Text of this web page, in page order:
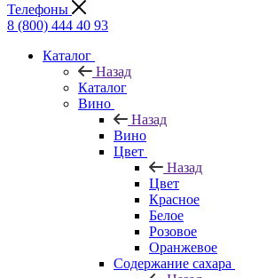
Телефоны
8 (800) 444 40 93
Каталог
Назад
Каталог
Вино
Назад
Вино
Цвет
Назад
Цвет
Красное
Белое
Розовое
Оранжевое
Содержание сахара